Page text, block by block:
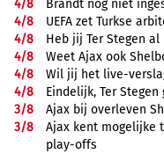
4/8
Brandt nog niet
4/8
UEFA zet Turkse
4/8
Heb jij Ter Stegen
4/8
Weet Ajax ook
4/8
Wil jij het live-
4/8
Eindelijk, Ter
3/8
Ajax bij overleven
3/8
Ajax kent mogelijke
play-offs